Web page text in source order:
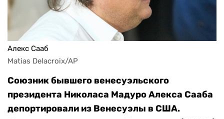
Алекс Сааб
Matias Delacroix/AP
Союзник бывшего венесуэльского
президента Николаса Мадуро Алекса Сааба
депортировали из Венесуэлы в США.